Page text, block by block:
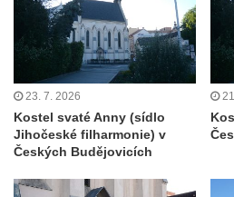
Maazův kříž na Kostelní stezce v
Mikulášovicích
Boží muka na Kostelní stezce v
Mikulášovicích
Franzeho kříž u domu čp. 356 v
Mikulášovicích
Hammerberský kříž na křižovatce
23. 7. 2026
Kostel svaté Anny (sídlo
Jihočeské filharmonie) v
Českých Budějovicích